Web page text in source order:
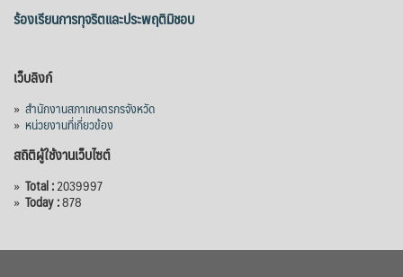
ร้องเรียนการทุจริตและประพฤติมิชอบ
เว็บลิงก์
» สำนักงานสภาเกษตรกรจังหวัด
» หน่วยงานที่เกี่ยวข้อง
สถิติผู้ใช้งานเว็บไซต์
» Total :2039997
» Today :878